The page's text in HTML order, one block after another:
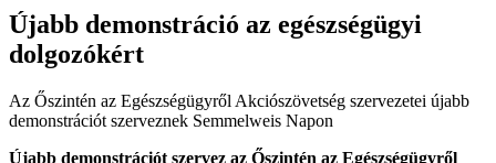
Újabb demonstráció az egészségügyi
dolgozókért
Az Őszintén az Egészségügyről Akciószövetség szervezetei újabb
demonstrációt szerveznek Semmelweis Napon
Újabb demonstrációt szervez az Őszintén az Egészségügyről